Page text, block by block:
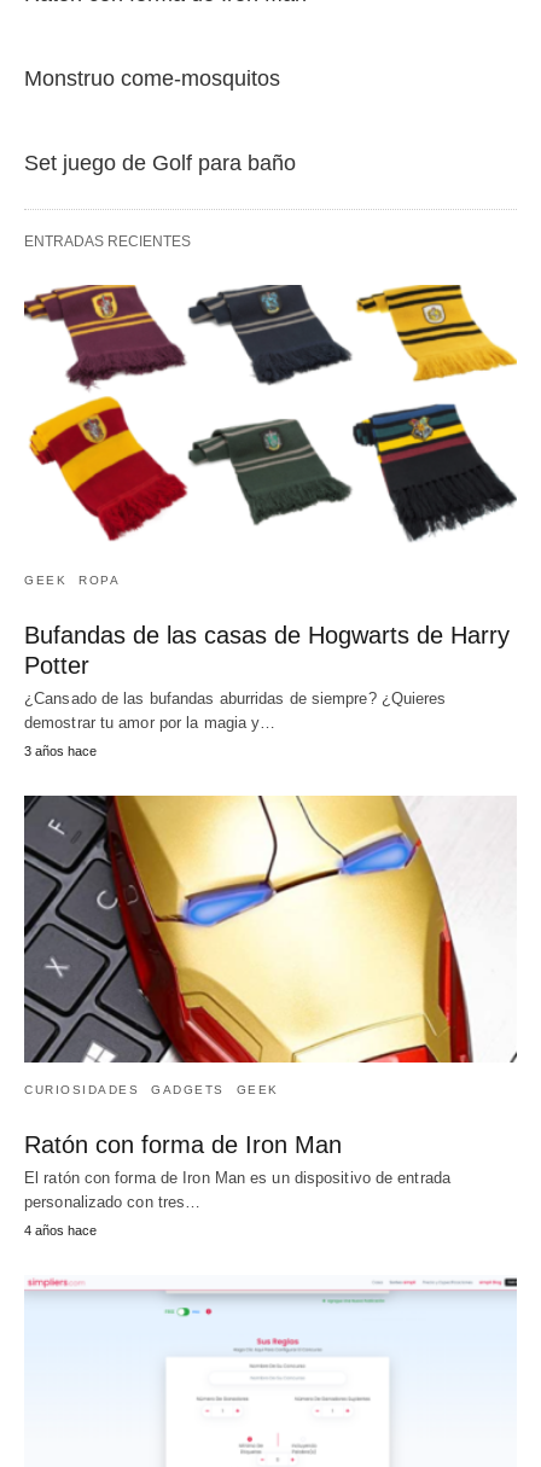
Monstruo come-mosquitos
Set juego de Golf para baño
ENTRADAS RECIENTES
GEEK ROPA
Bufandas de las casas de Hogwarts de Harry
Potter
¿Cansado de las bufandas aburridas de siempre? ¿Quieres
demostrar tu amor por la magia y…
3 años hace
CURIOSIDADES GADGETS GEEK
Ratón con forma de Iron Man
El ratón con forma de Iron Man es un dispositivo de entrada
personalizado con tres…
4 años hace